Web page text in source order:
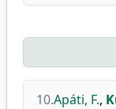
10.Apáti, F.,